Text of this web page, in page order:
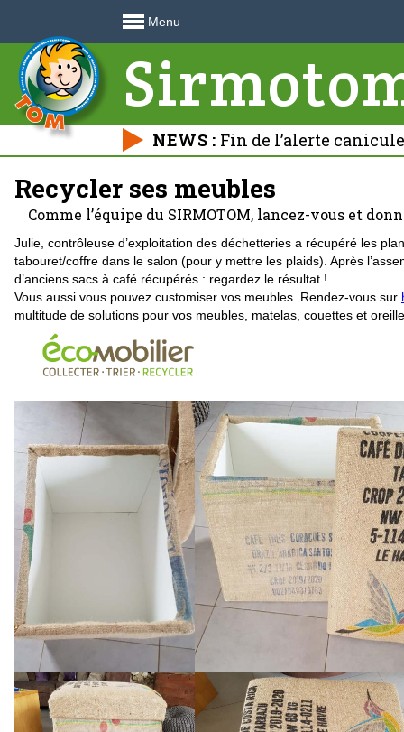
Menu
NEWS : Fin de l’alerte
déchetteries 🍃
Recycler ses meubles
Comme l’équipe du SIRMOTOM, lancez-vous et
Julie, contrôleuse d’exploitation des déchetteries a récupéré les
tabouret/coffre dans le salon (pour y mettre les plaids). Après
d’anciens sacs à café récupérés : regardez le résultat !
Vous aussi vous pouvez customiser vos meubles. Rendez-vous sur
multitude de solutions pour vos meubles, matelas, couettes et